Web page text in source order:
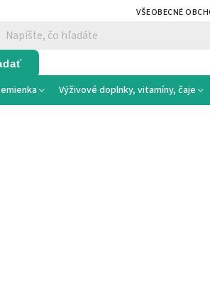
VŠEOBECNÉ
Výživové doplnky, vitamíny, čaje